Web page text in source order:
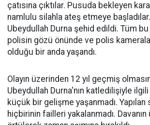
çatısına çıktılar. Pusuda bekleyen
namlulu silahla ateş etmeye
Ubeydullah Durna şehid edildi. Tüm
polisin gözü önünde ve polis
olduğu bir anda yaşandı.
Olayın üzerinden 12 yıl geçmiş
Ubeydullah Durna'nın katledilişiyle
küçük bir gelişme yaşanmadı. Yapılan
hiçbirinin failleri yakalanmadı.